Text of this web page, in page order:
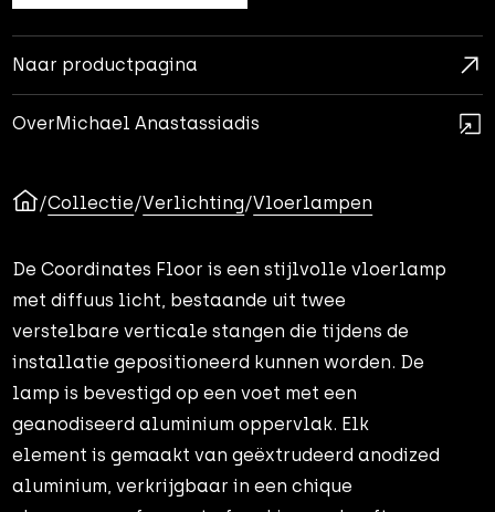
/Collectie/Verlichting/Vloerlampen
De Coordinates Floor is een stijlvolle vloerlamp
met diffuus licht, bestaande uit twee
verstelbare verticale stangen die tijdens de
installatie gepositioneerd kunnen worden. De
lamp is bevestigd op een voet met een
geanodiseerd aluminium oppervlak. Elk
element is gemaakt van geëxtrudeerd anodized
aluminium, verkrijgbaar in een chique
Naar productpagina
Over Michael Anastassiadis